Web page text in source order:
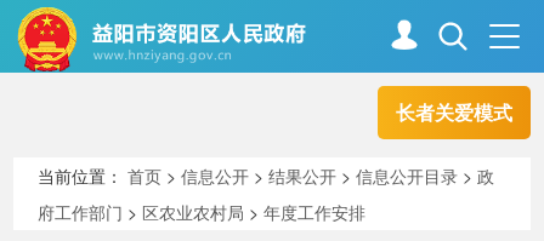
长者关爱模式
走进资阳
当前位置：首页 >信息公开 >结果公开 >信息公开目录 >政
府工作部门 > 区农业农村局 >年度工作安排